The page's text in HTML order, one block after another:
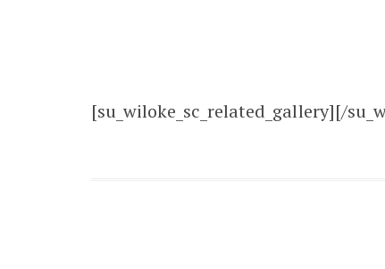
[su_wiloke_sc_related_gallery][/